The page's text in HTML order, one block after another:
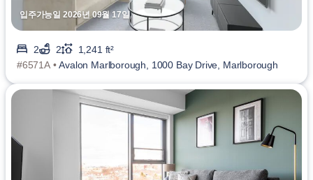
입주가능일 2026년 09월 17일
2 2
1,241 ft²
#6571A •Avalon Marlborough, 1000 Bay Drive, Marlborough